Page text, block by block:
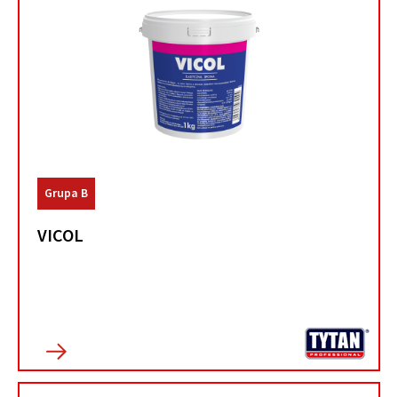
Grupa B
VICOL